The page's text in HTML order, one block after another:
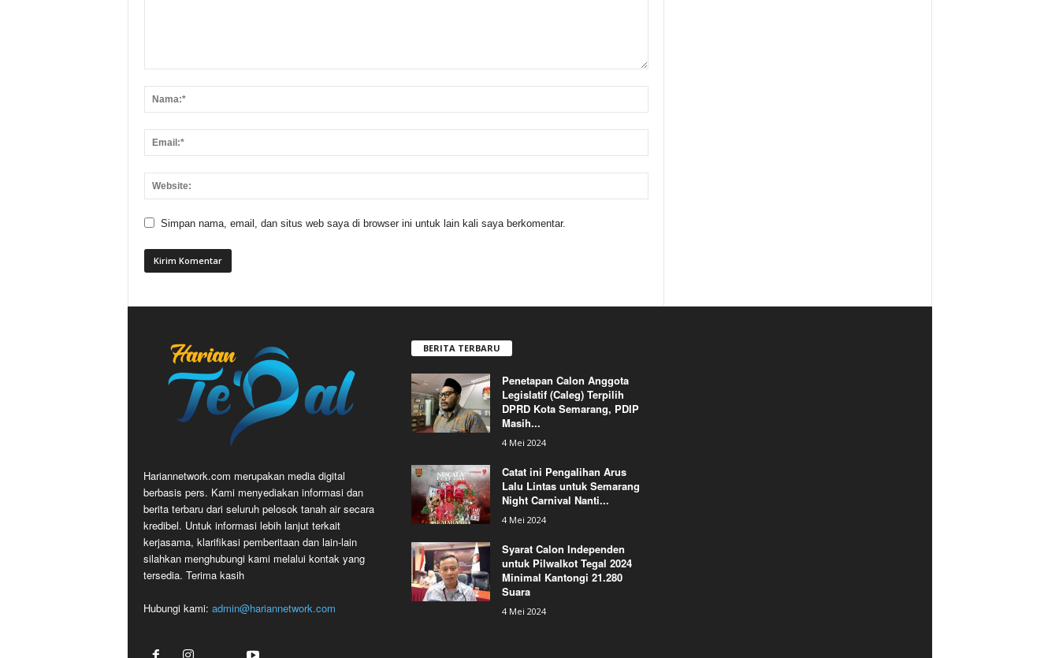
Simpan nama, email, dan situs web saya di browser ini untuk lain kali saya berkomentar.
Hariannetwork.com merupakan media digital
berbasis pers. Kami menyediakan informasi dan
berita terbaru dari seluruh pelosok tanah air secara
kredibel. Untuk informasi lebih lanjut terkait
kerjasama, klarifikasi pemberitaan dan lain-lain
silahkan menghubungi kami melalui kontak yang
tersedia. Terima kasih
Hubungi kami: admin@hariannetwork.com
BERITA TERBARU
Penetapan Calon Anggota
Legislatif (Caleg) Terpilih
DPRD Kota Semarang, PDIP
Masih...
4 Mei 2024
Catat ini Pengalihan Arus
Lalu Lintas untuk Semarang
Night Carnival Nanti...
4 Mei 2024
Syarat Calon Independen
untuk Pilwalkot Tegal 2024
Minimal Kantongi 21.280
Suara
4 Mei 2024